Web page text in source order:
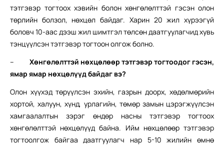
тэтгэвэр тогтоох хэвийн болон хөнгөлөлттэй гэсэн олон
төрлийн болзол, нөхцөл байдаг. Харин 20 жил хүрээгүй
боловч 10-аас дээш жил шимтгэл төлсөн даатгуулагчид хувь
тэнцүүлсэн тэтгэвэр тогтоон олгож болно.
– Хөнгөлөлттэй нөхцөлөөр тэтгэвэр тогтоодог гэсэн,
ямар ямар нөхцөлүүд байдаг вэ?
Олон хүүхэд төрүүлсэн эхийн, газрын доорх, хөдөлмөрийн
хортой, халуун, хүнд, урлагийн, төмөр замын цэрэгжүүлсэн
хамгаалалтын зэрэг өндөр насны тэтгэвэр тогтоох
хөнгөлөлттэй нөхцөлүүд байна. Ийм нөхцөлөөр тэтгэвэр
тогтоолгож байгаа даатгуулагч нар 5-10 жилийн өмнө